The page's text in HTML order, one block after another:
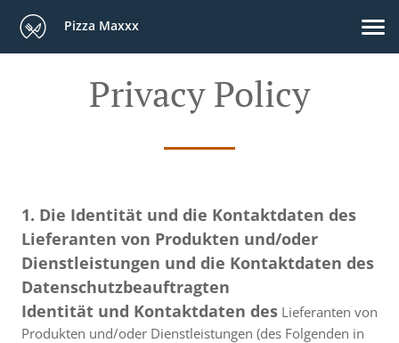
Pizza Maxxx
Privacy Policy
1. Die Identität und die Kontaktdaten des
Lieferanten von Produkten und/oder
Dienstleistungen und die Kontaktdaten des
Datenschutzbeauftragten
Identität und Kontaktdaten des Lieferanten von
Produkten und/oder Dienstleistungen (des Folgenden in